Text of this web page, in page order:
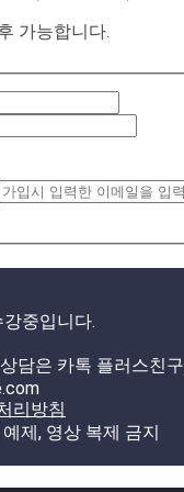
가능합니다.
중입니다.
담은 카톡 플러스친구
리방침
제, 영상 복제 금지